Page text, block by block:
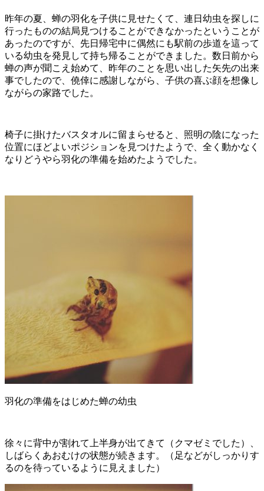
昨年の夏、蝉の羽化を子供に見せたくて、連日幼虫を探しに
行ったものの結局見つけることができなかったということが
あったのですが、先日帰宅中に偶然にも駅前の歩道を這って
いる幼虫を発見して持ち帰ることができました。数日前から
蝉の声が聞こえ始めて、昨年のことを思い出した矢先の出来
事でしたので、僥倖に感謝しながら、子供の喜ぶ顔を想像し
ながらの家路でした。
椅子に掛けたバスタオルに留まらせると、照明の陰になった
位置にほどよいポジションを見つけたようで、全く動かなく
なりどうやら羽化の準備を始めたようでした。
羽化の準備をはじめた蝉の幼虫
徐々に背中が割れて上半身が出てきて（クマゼミでした）、
しばらくあおむけの状態が続きます。（足などがしっかりす
るのを待っているように見えました）